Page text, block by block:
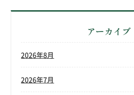
アーカイブ
2026年8月
2026年7月